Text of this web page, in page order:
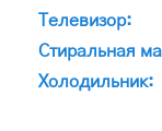
Телевизор:
Стиральная
Холодильник: